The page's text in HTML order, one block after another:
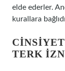
elde ederler.
kurallara
TERK